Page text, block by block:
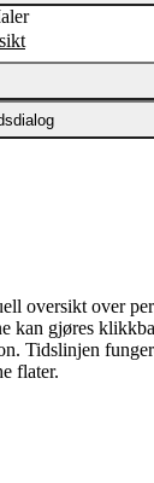
oversikt over
kan gjøres
Tidslinjen
flater.